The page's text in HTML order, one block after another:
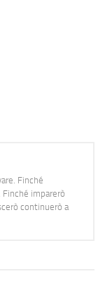
Finché
imparerò
continuerò a